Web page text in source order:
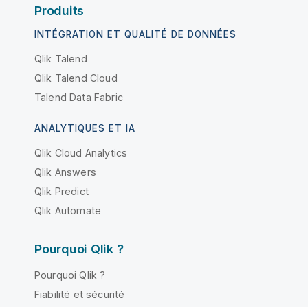
Produits
INTÉGRATION ET QUALITÉ DE DONNÉES
Qlik Talend
Qlik Talend Cloud
Talend Data Fabric
ANALYTIQUES ET IA
Qlik Cloud Analytics
Qlik Answers
Qlik Predict
Qlik Automate
Pourquoi Qlik ?
Pourquoi Qlik ?
Fiabilité et sécurité